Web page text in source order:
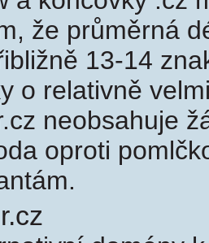
že průměrná
13-14
o relativně
neobsahuje
oproti